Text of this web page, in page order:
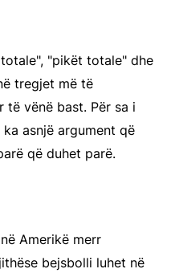
"pikët totale" dhe
tregjet më të
të vënë bast. Për sa i
asnjë argument që
që duhet parë.
Amerikë merr
bejsbolli luhet në